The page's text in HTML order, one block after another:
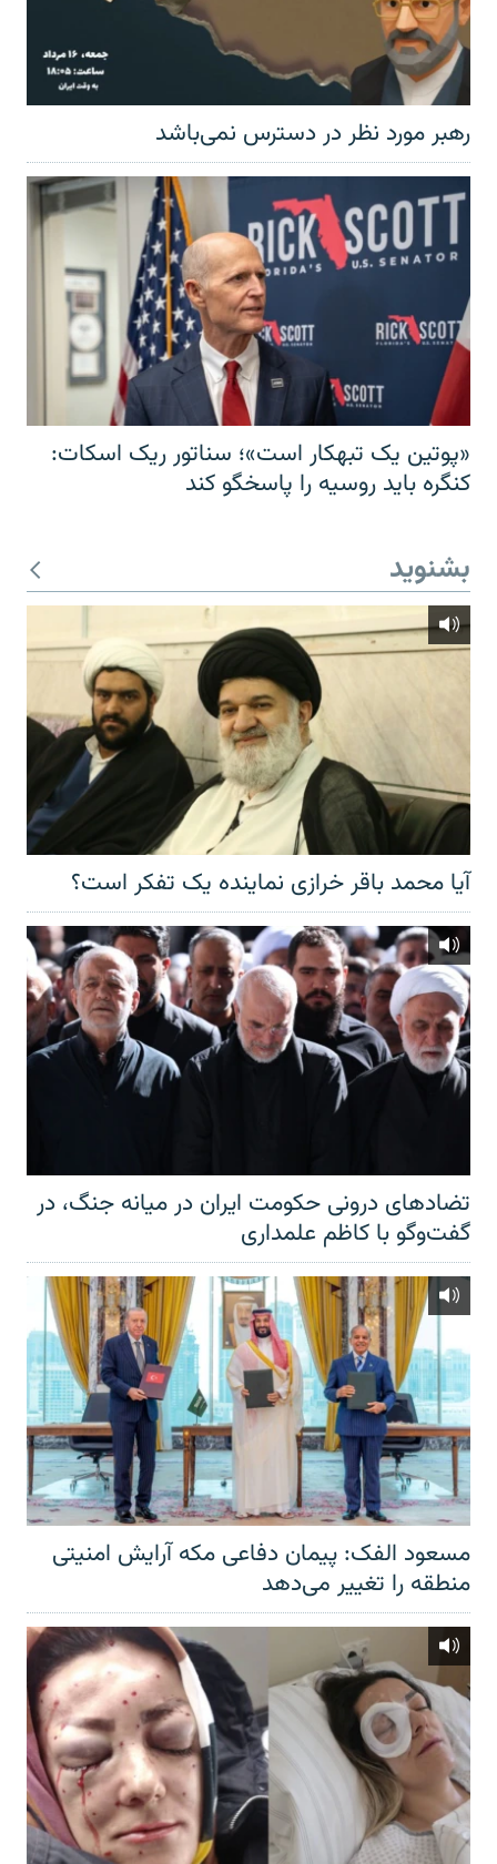
رهبر مورد نظر در دسترس نمی‌باشد
«پوتین یک تبهکار است»؛ سناتور ریک اسکات:
کنگره باید روسیه را پاسخگو کند
بشنوید
آیا محمد باقر خرازی نماینده یک تفکر است؟
تضادهای درونی حکومت ایران در میانه جنگ، در
گفت‌‌وگو با کاظم علمداری
مسعود الفک: پیمان دفاعی مکه آرایش امنیتی
منطقه را تغییر می‌دهد